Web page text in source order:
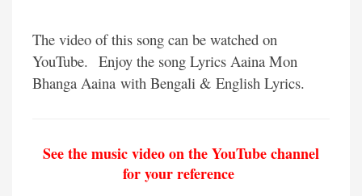
The video of this song can be watched on
YouTube. Enjoy the song Lyrics Aaina Mon
Bhanga Aaina with Bengali & English Lyrics.
See the music video on the YouTube channel
for your reference